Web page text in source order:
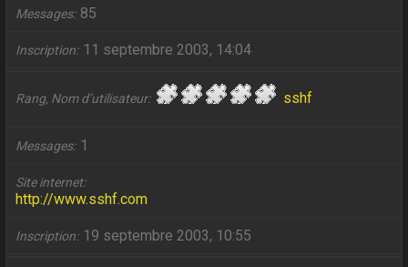
Messages 85
Inscription 11 septembre 2003, 14:04
Rang, Nom d’utilisateur sshf
Messages 1
Site internet
http://www.sshf.com
Inscription 19 septembre 2003, 10:55